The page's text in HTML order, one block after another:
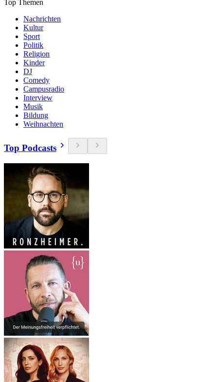
Top Themen
Nachrichten
Kultur
Sport
Politik
Religion
Kinder
DJ
Comedy
Campusradio
Interview
Musik
Bildung
Weihnachten
Top Podcasts